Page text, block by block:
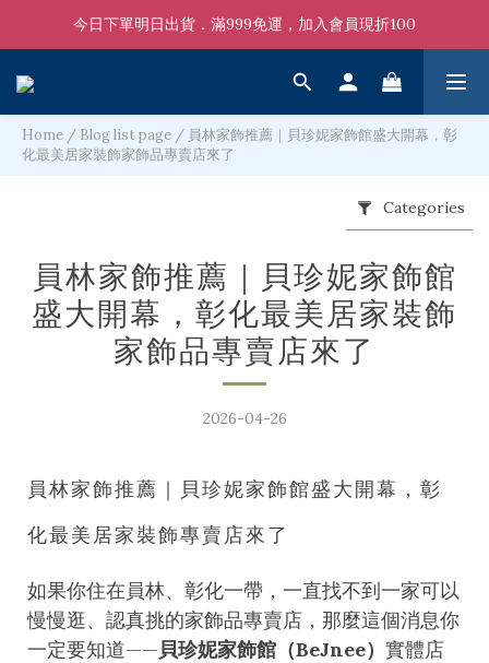
今日下單明日出貨．滿999免運，加入會員現折100
Home / Blog list page / 員林家飾推薦｜貝珍妮家飾館盛大開幕，彰
化最美居家裝飾家飾品專賣店來了
Categories
員林家飾推薦｜貝珍妮家飾館
盛大開幕，彰化最美居家裝飾
家飾品專賣店來了
2026-04-26
員林家飾推薦｜貝珍妮家飾館盛大開幕，彰
化最美居家裝飾專賣店來了
如果你住在員林、彰化一帶，一直找不到一家可以
慢慢逛、認真挑的家飾品專賣店，那麼這個消息你
一定要知道——貝珍妮家飾館（BeJnee） 實體店